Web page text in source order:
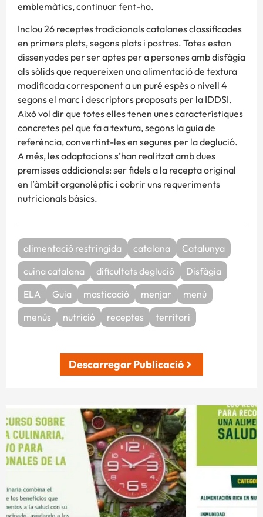
emblemàtics, continuar fent-ho.
Inclou 26 receptes tradicionals catalanes classificades
en primers plats, segons plats i postres. Totes estan
dissenyades per ser aptes per a persones amb disfàgia
als sòlids que requereixen una alimentació de textura
modificada corresponent a un puré espès o nivell 4
segons el marc i descriptors proposats per la IDDSI.
Això vol dir que totes elles tenen unes característiques
concretes pel que fa a textura, segons la guia de
referència, convertint-les en segures per la deglució.
A més, les adaptacions s’han realitzat amb dues
premisses addicionals: ser fidels a la recepta original
en l’àmbit organolèptic i cobrir uns requeriments
nutricionals bàsics.
alimentació restringida catalana
Catalunya
cuina catalana
dificultats deglució
Disfàgia
ELA
Guia masticació menjar
menú
menús
nutrició receptes territori
Descarregar Publicació